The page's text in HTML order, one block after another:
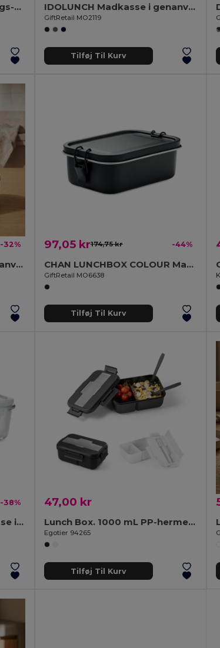
WINT Madkasse af genbrugs-PP IDOLUNCH Madkasse i genanvendt PP
GiftRetail MO2119
Tilføj Til Kurv
-32%
INDUSMAX Madkasse i genanvendt PP 2200 m
97,05 kr174,75 kr -44%
CHAN LUNCHBOX COLOUR Madkasse I rustfrit stål 750 m
GiftRetail MO6638
Tilføj Til Kurv
-38%
PRAGA LUNCHBOX Madkasse i glas med PP låg 900m
47,00 kr
Lunch Box. 1000 mL PP-hermetisk kasse
Egotier 94265
Tilføj Til Kurv